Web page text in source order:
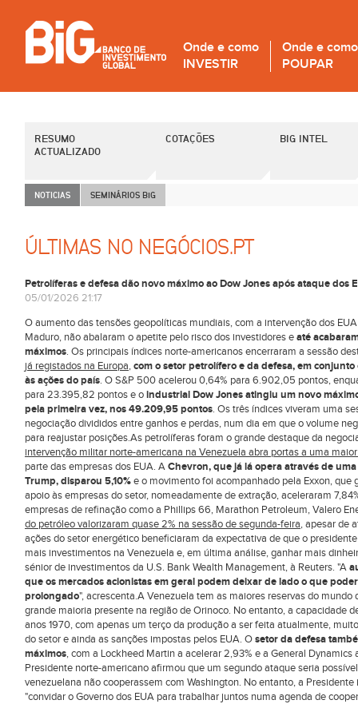
Onde e como
INVESTIR
Onde e como
POUPAR
RESUMO
ACTUALIZADO
COTAÇÕES BIG INTEL
NOTICIAS SEMINÁRIOS BiG
ÚLTIMAS NO NEGÓCIOS.PT
Petrolíferas e defesa dão novo máximo ao Dow Jones após ataque dos
05/01/2026 21:17
O aumento das tensões geopolíticas mundiais, com a intervenção dos
Maduro, não abalaram o apetite pelo risco dos investidores eaté
máximos. Os principais índices norte-americanos encerraram a sessão
já registados na Europa,com o setor petrolífero e da defesa, em
às ações do país. O S&P 500 acelerou 0,64% para 6.902,05 pontos,
para 23.395,82 pontos e oindustrial Dow Jones atingiu um novo
pela primeira vez, nos 49.209,95 pontos. Os três índices viveram uma
negociação divididos entre ganhos e perdas, num dia em que o volume
para reajustar posições.As petrolíferas foram o grande destaque da
intervenção militar norte-americana na Venezuela abra portas a uma
parte das empresas dos EUA. AChevron, que já lá opera através de
Trump, disparou 5,10%e o movimento foi acompanhado pela Exxon, que
apoio às empresas do setor, nomeadamente de extração, aceleraram
empresas de refinação como a Phillips 66, Marathon Petroleum, Valero
do petróleo valorizaram quase 2% na sessão de segunda-feira, apesar de
ações do setor energético beneficiaram da expectativa de que o
mais investimentos na Venezuela e, em última análise, ganhar mais
sénior de investimentos da U.S. Bank Wealth Management, à Reuters. "A
que os mercados acionistas em geral podem deixar de lado o que
prolongado", acrescenta.A Venezuela tem as maiores reservas do mundo
grande maioria presente na região de Orinoco. No entanto, a capacidade
anos 1970, com apenas um terço da produção a ser feita atualmente,
do setor e ainda as sanções impostas pelos EUA. Osetor da defesa
máximos, com a Lockheed Martin a acelerar 2,93% e a General
Presidente norte-americano afirmou que um segundo ataque seria
venezuelana não cooperassem com Washington. No entanto, a
"convidar o Governo dos EUA para trabalhar juntos numa agenda de